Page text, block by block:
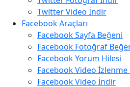
Twitter Video İndir
Facebook Araçları
Facebook Sayfa Beğeni
Facebook Fotoğraf
Facebook Yorum Hilesi
Facebook Video İzlenme
Facebook Video İndir